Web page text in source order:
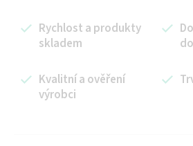
Rychlost a produkty
skladem
Kvalitní a ověření
výrobci